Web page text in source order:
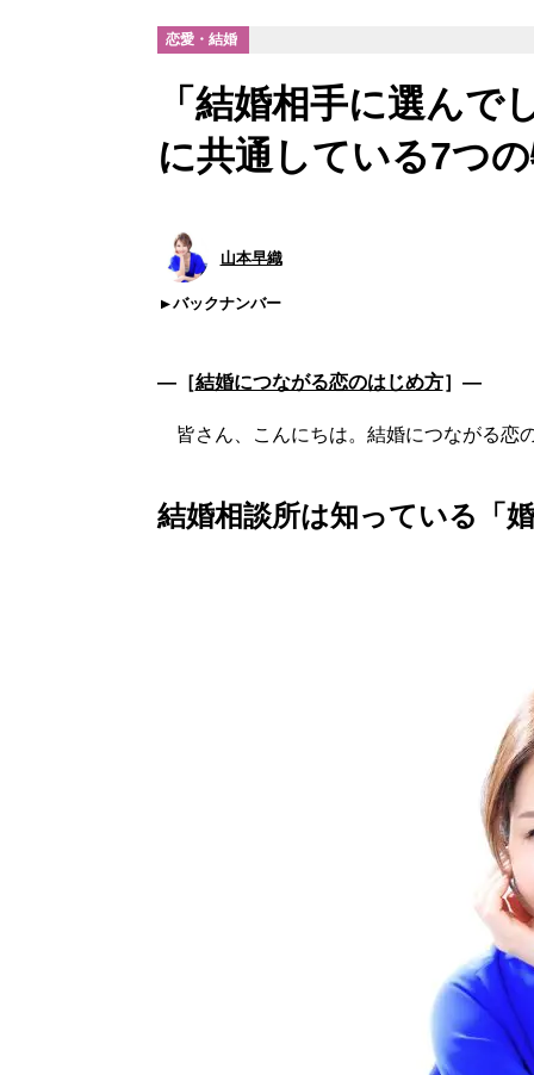
恋愛・結婚
「結婚相手に選んで
に共通している7つ
山本早織
バックナンバー
―［結婚につながる恋のはじめ方］―
皆さん、こんにちは。結婚につながる恋
結婚相談所は知っている「